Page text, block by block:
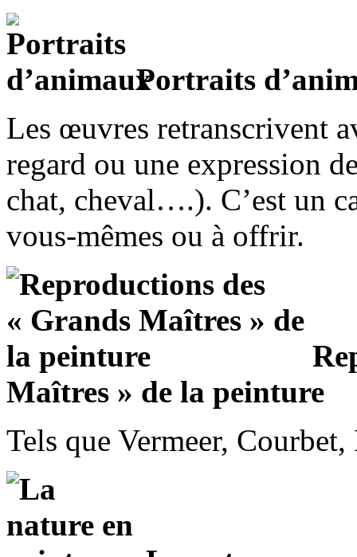
Portraits
Les œuvres retranscrivent
regard ou une expression
chat, cheval….). C’est un
vous-mêmes ou à offrir.
Maîtres » de la peinture
Tels que Vermeer,